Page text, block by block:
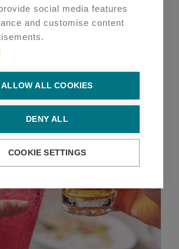
social media features
and customise content
ALLOW ALL COOKIES
DENY ALL
COOKIE SETTINGS
Lisätiedot